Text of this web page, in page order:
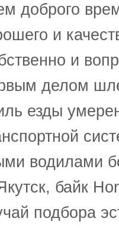
доброго
и
и
делом
езды
водилами
байк
подбора